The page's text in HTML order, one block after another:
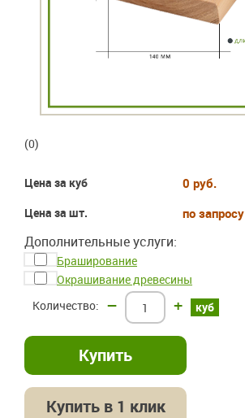
(0)
Цена за куб 0 руб.
Цена за шт. по запросу
Дополнительные услуги:
Браширование
Окрашивание древесины
куб
– +
Купить в 1 клик